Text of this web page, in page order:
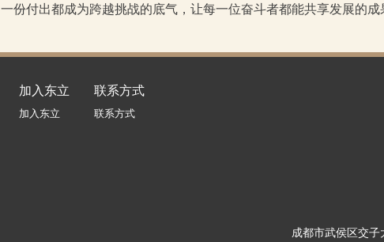
一份付出都成为跨越挑战的底气，让每一位奋斗者都能共享发展的成
加入东立
加入东立
联系方式
联系方式
成都市武侯区交